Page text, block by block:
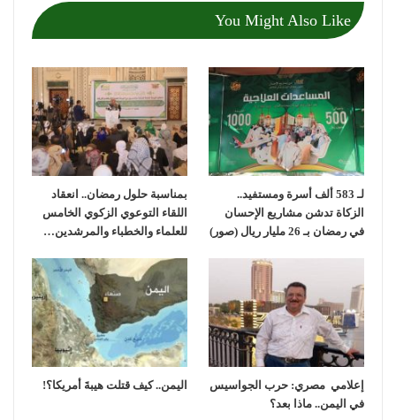
You Might Also Like
لـ 583 ألف أسرة ومستفيد..
الزكاة تدشن مشاريع الإحسان
في رمضان بـ 26 مليار ريال (صور)
بمناسبة حلول رمضان.. انعقاد
اللقاء التوعوي الزكوي الخامس
للعلماء والخطباء والمرشدين…
إعلامي مصري: حرب الجواسيس
في اليمن.. ماذا بعد؟
اليمن.. كيف قتلت هيبةَ أمريكا؟!